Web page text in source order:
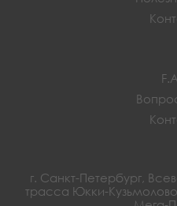
г. Санкт-Петербург,
трасса Юкки-